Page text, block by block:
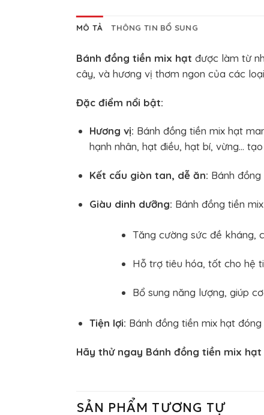
MÔ TẢ THÔNG TIN BỔ SUNG
Bánh đồng tiền mix hạt được làm từ
cây, và hương vị thơm ngon của các
Đặc điểm nổi bật:
Hương vị: Bánh đồng tiền mix hạt
hạnh nhân, hạt điều, hạt bí, vừng…
Kết cấu giòn tan, dễ ăn: Bánh
Giàu dinh dưỡng: Bánh đồng tiền
Tăng cường sức đề kháng,
Hỗ trợ tiêu hóa, tốt cho hệ
Bổ sung năng lượng, giúp
Tiện lợi: Bánh đồng tiền mix hạt
Hãy thử ngay Bánh đồng tiền mix
SẢN PHẨM TƯƠNG TỰ